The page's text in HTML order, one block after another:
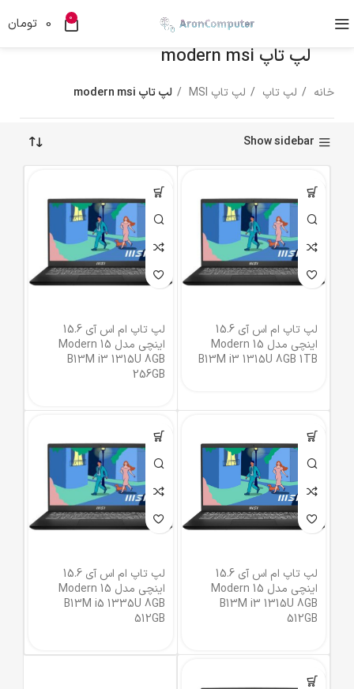
0
0 تومان
لپ تاپ modern msi
خانه لپ تاپ لپ تاپ MSI لپ تاپ modern msi
Show sidebar
لپ تاپ ام اس آی 15.6
اینچی مدل Modern 15
B13M i3 1315U 8GB 1TB
لپ تاپ ام اس آی 15.6
اینچی مدل Modern 15
B13M i3 1315U 8GB
256GB
لپ تاپ ام اس آی 15.6
اینچی مدل Modern 15
B13M i3 1315U 8GB
512GB
لپ تاپ ام اس آی 15.6
اینچی مدل Modern 15
B13M i5 1335U 8GB
512GB